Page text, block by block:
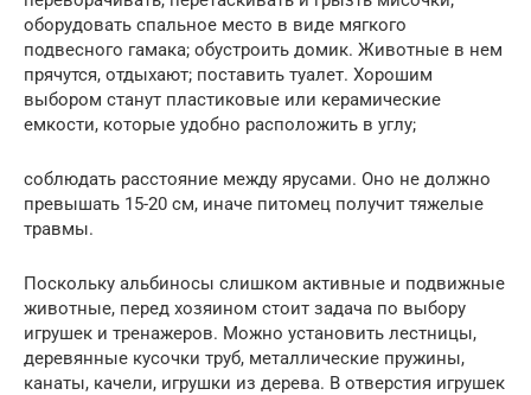
оборудовать спальное место в виде мягкого
подвесного гамака; обустроить домик. Животные в нем
прячутся, отдыхают; поставить туалет. Хорошим
выбором станут пластиковые или керамические
емкости, которые удобно расположить в углу;
соблюдать расстояние между ярусами. Оно не должно
превышать 15-20 см, иначе питомец получит тяжелые
травмы.
Поскольку альбиносы слишком активные и подвижные
животные, перед хозяином стоит задача по выбору
игрушек и тренажеров. Можно установить лестницы,
деревянные кусочки труб, металлические пружины,
канаты, качели, игрушки из дерева. В отверстия игрушек